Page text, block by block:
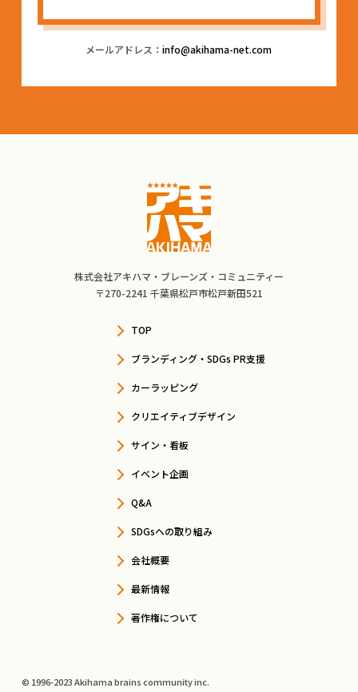
メールアドレス：info@akihama-net.com
株式会社アキハマ・ブレーンズ・コミュニティー
〒270-2241 千葉県松戸市松戸新田521
TOP
ブランディング・SDGs PR支援
カーラッピング
クリエイティブデザイン
サイン・看板
イベント企画
Q&A
SDGsへの取り組み
会社概要
最新情報
著作権について
© 1996-2023 Akihama brains community inc.